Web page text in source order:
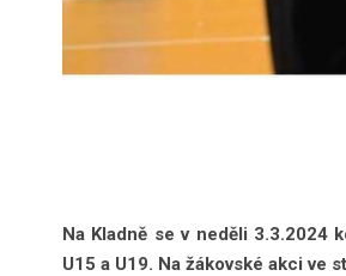
Na Kladně se v neděli 3.3.2024
U15 a U19. Na žákovské akci ve